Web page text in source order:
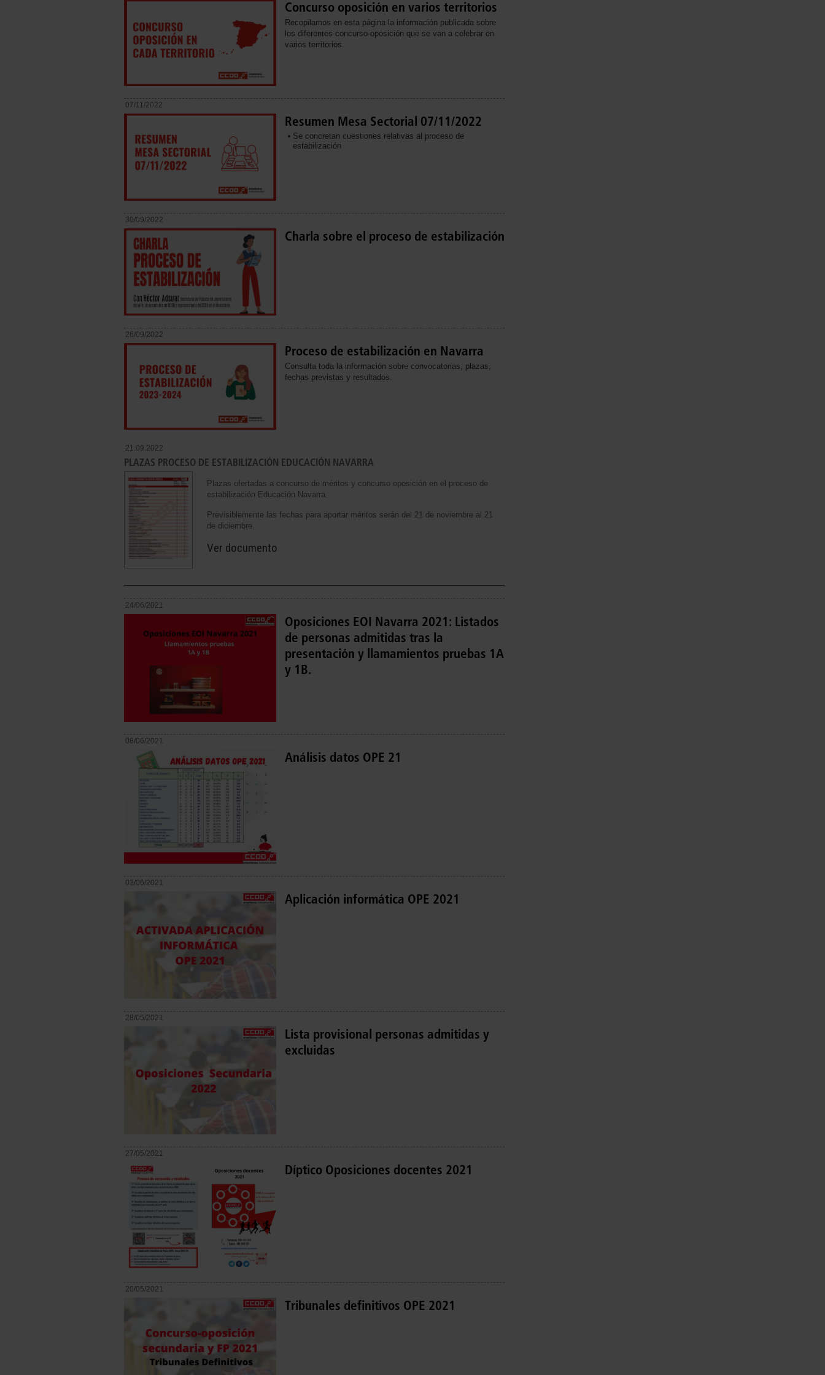
Concurso oposición en varios territorios
Recopilamos en esta página la información publicada sobre
los diferentes concurso-oposición que se van a celebrar en
varios territorios.
07/11/2022
Resumen Mesa Sectorial 07/11/2022
Se concretan cuestiones relativas al proceso de
estabilización
30/09/2022
Charla sobre el proceso de estabilización
26/09/2022
Proceso de estabilización en Navarra
Consulta toda la información sobre convocatorias, plazas,
fechas previstas y resultados.
21.09.2022
PLAZAS PROCESO DE ESTABILIZACIÓN EDUCACIÓN NAVARRA
Plazas ofertadas a concurso de méritos y concurso oposición en el proceso de
estabilización Educación Navarra.
Previsiblemente las fechas para aportar méritos serán del 21 de noviembre al 21
de diciembre.
Ver documento
24/06/2021
Oposiciones EOI Navarra 2021: Listados
de personas admitidas tras la
presentación y llamamientos pruebas 1A
y 1B.
08/06/2021
Análisis datos OPE 21
03/06/2021
Aplicación informática OPE 2021
28/05/2021
Lista provisional personas admitidas y
excluidas
27/05/2021
Díptico Oposiciones docentes 2021
20/05/2021
Tribunales definitivos OPE 2021